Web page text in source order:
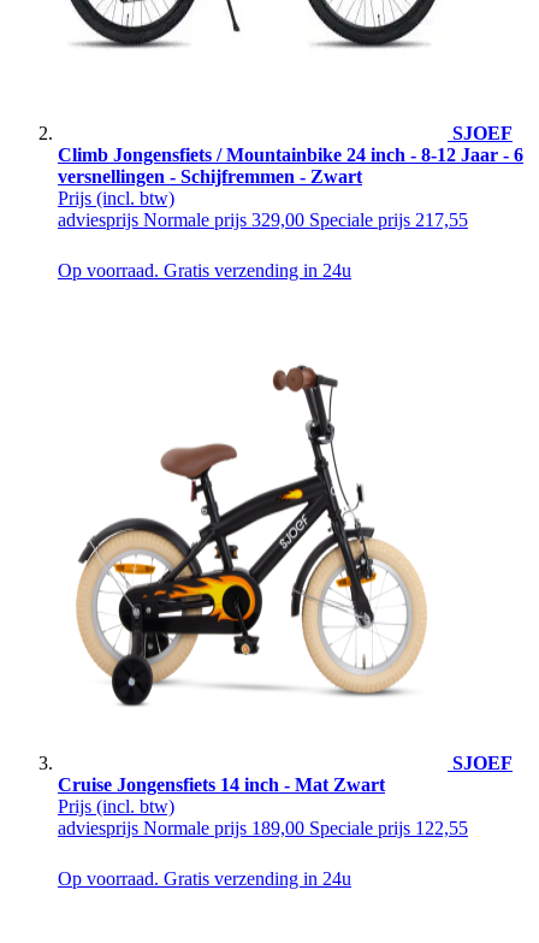
SJOEF
Climb Jongensfiets / Mountainbike 24 inch - 8-12 Jaar - 6
versnellingen - Schijfremmen - Zwart
Prijs (incl. btw)
adviesprijs Normale prijs 329,00 Speciale prijs 217,55
Op voorraad. Gratis verzending in 24u
SJOEF
Cruise Jongensfiets 14 inch - Mat Zwart
Prijs (incl. btw)
adviesprijs Normale prijs 189,00 Speciale prijs 122,55
Op voorraad. Gratis verzending in 24u